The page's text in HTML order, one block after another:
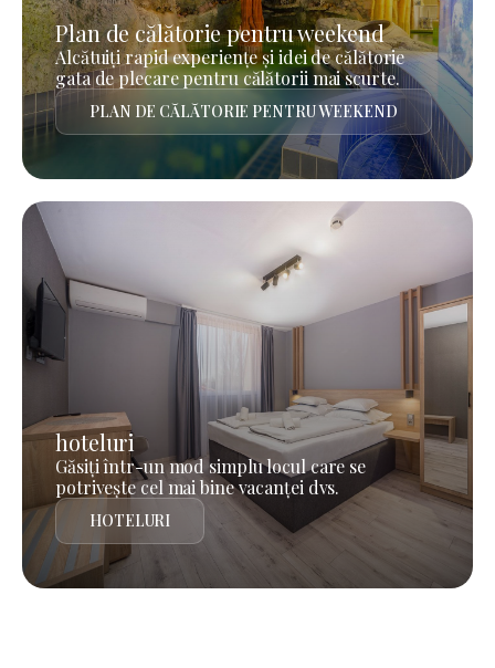
Plan de călătorie pentru weekend
Alcătuiți rapid experiențe și idei de călătorie
gata de plecare pentru călătorii mai scurte.
PLAN DE CĂLĂTORIE PENTRU WEEKEND
hoteluri
Găsiți într-un mod simplu locul care se
potrivește cel mai bine vacanței dvs.
HOTELURI